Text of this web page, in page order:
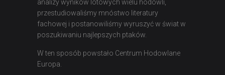
analizy wyników lotowych wielu hodowli,
przestudiowaliśmy mnóstwo literatury
fachowej i postanowiliśmy wyruszyć w świat w
poszukiwaniu najlepszych ptaków.
W ten sposób powstało Centrum Hodowlane
Europa.